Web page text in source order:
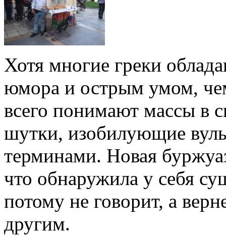
Хотя многие греки
юмора и острым умом,
всего понимают массы в
шутки, изобилующие
терминами. Новая
что обнаружила у себя
потому не говорит, а
другим.